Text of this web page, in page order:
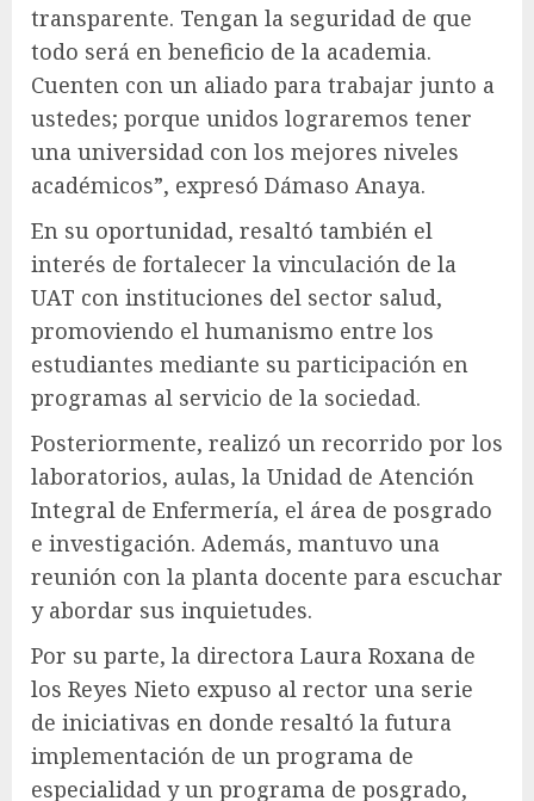
transparente. Tengan la seguridad de que
todo será en beneficio de la academia.
Cuenten con un aliado para trabajar junto a
ustedes; porque unidos lograremos tener
una universidad con los mejores niveles
académicos”, expresó Dámaso Anaya.
En su oportunidad, resaltó también el
interés de fortalecer la vinculación de la
UAT con instituciones del sector salud,
promoviendo el humanismo entre los
estudiantes mediante su participación en
programas al servicio de la sociedad.
Posteriormente, realizó un recorrido por los
laboratorios, aulas, la Unidad de Atención
Integral de Enfermería, el área de posgrado
e investigación. Además, mantuvo una
reunión con la planta docente para escuchar
y abordar sus inquietudes.
Por su parte, la directora Laura Roxana de
los Reyes Nieto expuso al rector una serie
de iniciativas en donde resaltó la futura
implementación de un programa de
especialidad y un programa de posgrado,